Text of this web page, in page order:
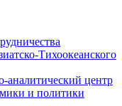
Тихоокеанского
центр
и политики